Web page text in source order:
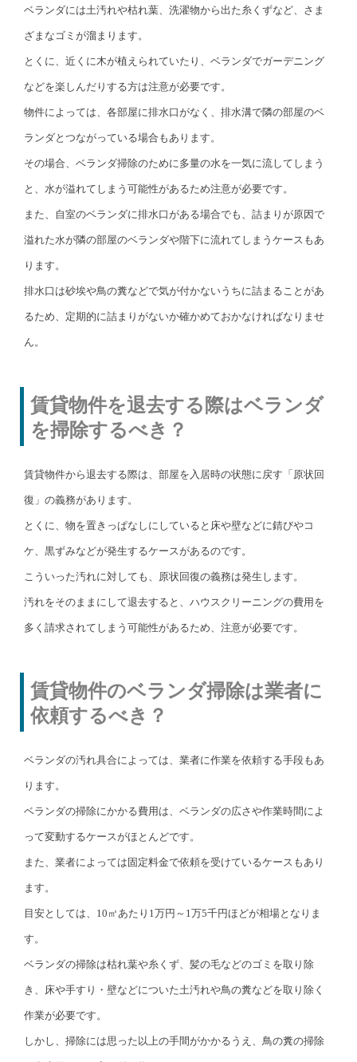
ベランダには土汚れや枯れ葉、洗濯物から出た糸くずなど、さま
ざまなゴミが溜まります。
とくに、近くに木が植えられていたり、ベランダでガーデニング
などを楽しんだりする方は注意が必要です。
物件によっては、各部屋に排水口がなく、排水溝で隣の部屋のベ
ランダとつながっている場合もあります。
その場合、ベランダ掃除のために多量の水を一気に流してしまう
と、水が溢れてしまう可能性があるため注意が必要です。
また、自室のベランダに排水口がある場合でも、詰まりが原因で
溢れた水が隣の部屋のベランダや階下に流れてしまうケースもあ
ります。
排水口は砂埃や鳥の糞などで気が付かないうちに詰まることがあ
るため、定期的に詰まりがないか確かめておかなければなりませ
ん。
賃貸物件を退去する際はベランダ
を掃除するべき？
賃貸物件から退去する際は、部屋を入居時の状態に戻す「原状回
復」の義務があります。
とくに、物を置きっぱなしにしていると床や壁などに錆びやコ
ケ、黒ずみなどが発生するケースがあるのです。
こういった汚れに対しても、原状回復の義務は発生します。
汚れをそのままにして退去すると、ハウスクリーニングの費用を
多く請求されてしまう可能性があるため、注意が必要です。
賃貸物件のベランダ掃除は業者に
依頼するべき？
ベランダの汚れ具合によっては、業者に作業を依頼する手段もあ
ります。
ベランダの掃除にかかる費用は、ベランダの広さや作業時間によ
って変動するケースがほとんどです。
また、業者によっては固定料金で依頼を受けているケースもあり
ます。
目安としては、10㎡あたり1万円～1万5千円ほどが相場となりま
す。
ベランダの掃除は枯れ葉や糸くず、髪の毛などのゴミを取り除
き、床や手すり・壁などについた土汚れや鳥の糞などを取り除く
作業が必要です。
しかし、掃除には思った以上の手間がかかるうえ、鳥の糞の掃除